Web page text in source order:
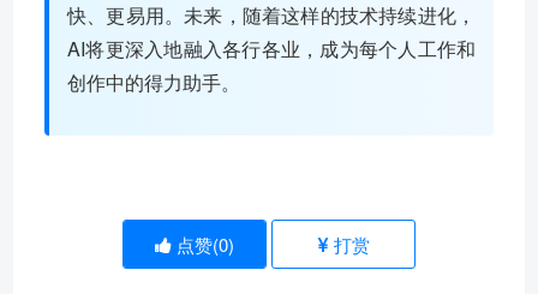
快、更易用。未来，随着这样的技术持续进化，
AI将更深入地融入各行各业，成为每个人工作和
创作中的得力助手。
点赞(0) 打赏